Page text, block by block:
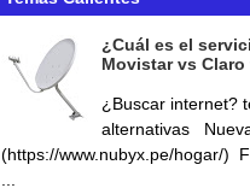
¿Cuál es el
Movistar vs
¿Buscar internet?
alternativas
(https://www.nubyx.pe/hogar/)